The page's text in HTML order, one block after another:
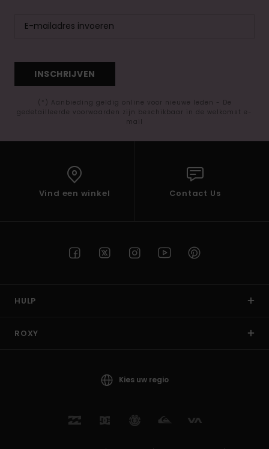
INSCHRIJVEN
(*) Aanbieding geldig online voor nieuwe leden - De
gedetailleerde voorwaarden zijn beschikbaar in de welkomst e-
mail
Vind een winkel Contact Us
HULP
ROXY
Kies uw regio